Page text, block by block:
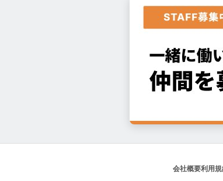
会社概要利用